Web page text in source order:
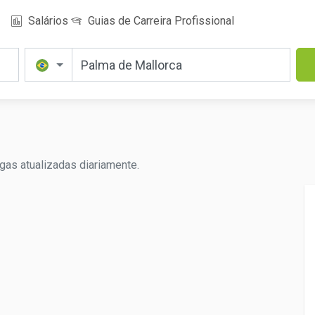
Salários Guias de Carreira Profissional
atualizadas diariamente.